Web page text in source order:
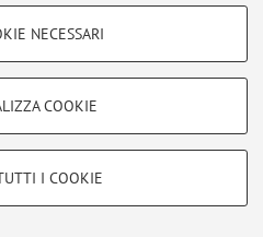
a titolo esemplificativo, per il corretto
NECESSARI
COOKIE
I COOKIE
i contenuti del sito.
- Università di Bologna - Via
|Impostazioni Cookie